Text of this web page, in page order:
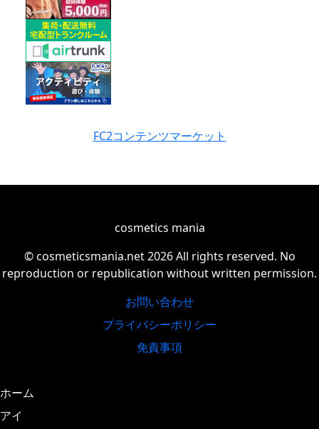
FC2コンテンツマーケット
cosmetics mania
© cosmeticsmania.net 2026 All rights reserved. No
reproduction or republication without written permission.
お問い合わせ
プライバシーポリシー
免責事項
ホーム
アイ